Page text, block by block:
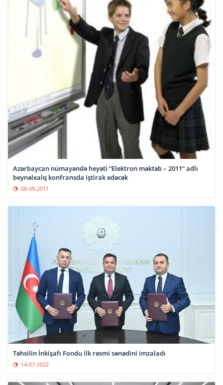
Azərbaycan nümayəndə heyəti “Elektron məktəb – 2011” adlı
beynəlxalq konfransda iştirak edəcək
08-09-2011
Təhsilin İnkişafı Fondu ilk rəsmi sənədini imzaladı
14-07-2022